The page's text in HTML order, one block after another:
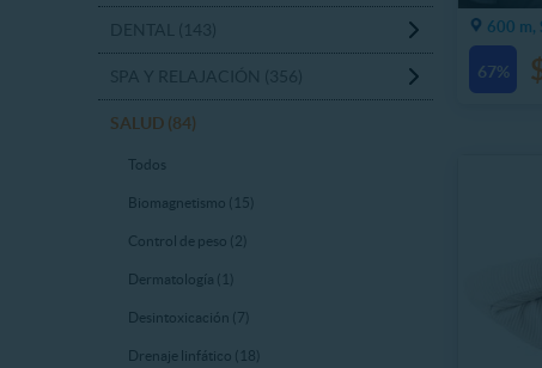
SALUD (84)
Todos
Biomagnetismo (15)
Control de peso (2)
Dermatología (1)
Desintoxicación (7)
Drenaje linfático (18)
600 m,
67%